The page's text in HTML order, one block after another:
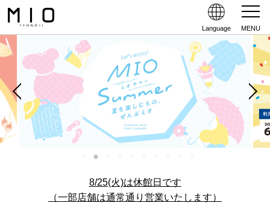
Language MENU
8/25(火)は休館日です
（一部店舗は通常通り営業いたします）